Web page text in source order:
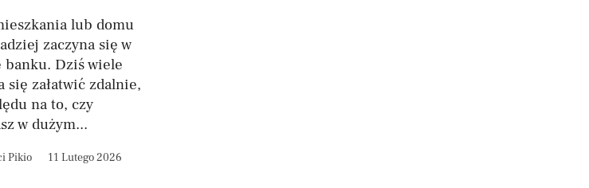
lub domu
zaczyna się w
banku. Dziś wiele
się załatwić zdalnie,
na to, czy
w dużym...
Pikio 11 Lutego 2026